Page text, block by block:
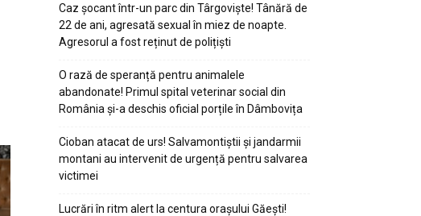
Caz șocant într-un parc din Târgoviște! Tânără de
22 de ani, agresată sexual în miez de noapte.
Agresorul a fost reținut de polițiști
O rază de speranță pentru animalele
abandonate! Primul spital veterinar social din
România și-a deschis oficial porțile în Dâmbovița
Cioban atacat de urs! Salvamontiștii și jandarmii
montani au intervenit de urgență pentru salvarea
victimei
Lucrări în ritm alert la centura orașului Găești!